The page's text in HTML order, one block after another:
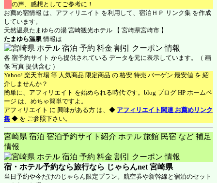
の声、感想としてご参考に！
お薦め宿情報 は、アフィリエイト を利用して、宿泊ＨＰ リンク集 を作成
しています。
天然温泉たまゆらの湯 宮崎観光ホテル 【 宮崎県宮崎市 】
たまゆら温泉情報は
各 宿予約サイト から提供されている データを元に表示しています。（ 画
像 写真 提供含む ）
Yahoo! 楽天市場 等 人気商品 限定商品 の 格安 特売 バーゲン 最安値 を 紹
介しませんか？
簡単に、アフィリエイト を始められる時代です。blog ブログ HP ホームペ
ージ は、めちゃ簡単ですよ。
アフィリエイト に 興味がある方 は、◆ アフィリエイト関連 お薦めリンク
集 ◆ を ご参照下さい。
宮崎県 宿泊 宿泊予約サイト紹介 ホテル 旅館 民宿 など 補足
情報
宿・ホテル予約なら旅行なら じゃらんnet 宮崎県
当日予約や今だけのじゃらん限定プラン。航空券や新幹線と宿泊のセット